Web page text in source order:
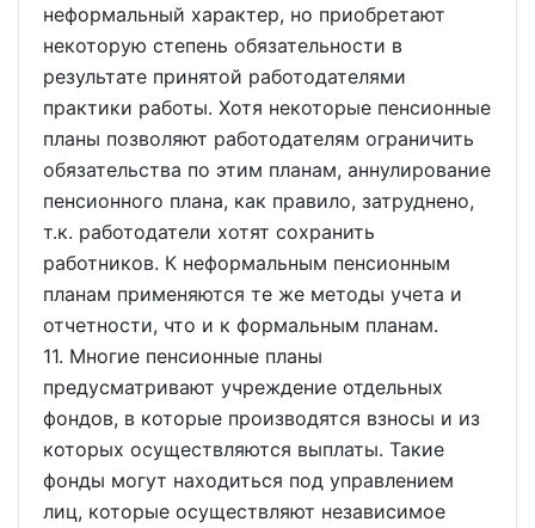
неформальный характер, но приобретают
некоторую степень обязательности в
результате принятой работодателями
практики работы. Хотя некоторые пенсионные
планы позволяют работодателям ограничить
обязательства по этим планам, аннулирование
пенсионного плана, как правило, затруднено,
т.к. работодатели хотят сохранить
работников. К неформальным пенсионным
планам применяются те же методы учета и
отчетности, что и к формальным планам.
11. Многие пенсионные планы
предусматривают учреждение отдельных
фондов, в которые производятся взносы и из
которых осуществляются выплаты. Такие
фонды могут находиться под управлением
лиц, которые осуществляют независимое